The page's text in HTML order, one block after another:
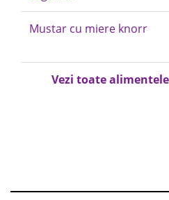
Mustar cu miere knorr
Vezi toate